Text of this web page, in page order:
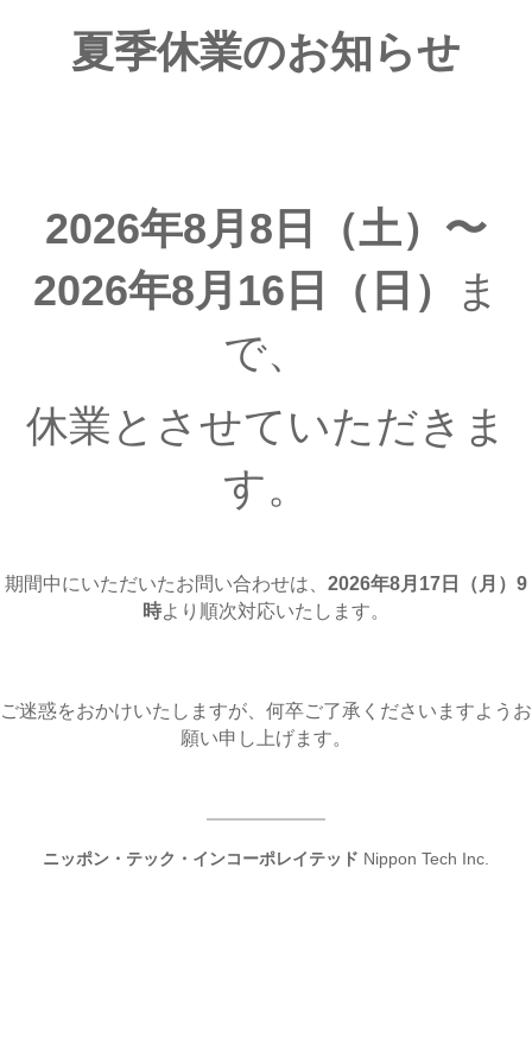
夏季休業のお知らせ
2026年8月8日（土）〜
2026年8月16日（日）
ま
で、
休業とさせていただきま
す。
期間中にいただいたお問い合わせは、 2026年8月17日（月 ）9
時より順次対応いたします。
ご迷惑をおかけいたしますが、何卒ご了承くださいますようお
願い申し上げます。
ニッポン・テック・インコーポレイテッド Nippon Tech Inc.